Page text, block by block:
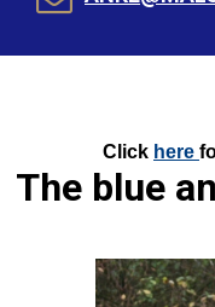
Click here
The blue